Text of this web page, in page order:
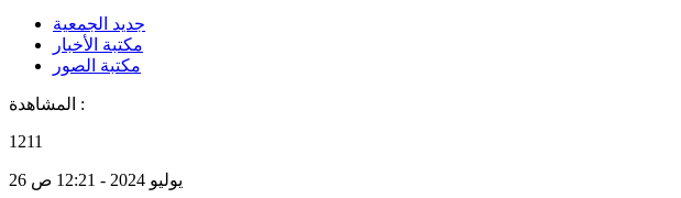
جديد الجمعية
مكتبة الأخبار
مكتبة الصور
المشاهدة :
1211
26 يوليو 2024 - 12:21 ص